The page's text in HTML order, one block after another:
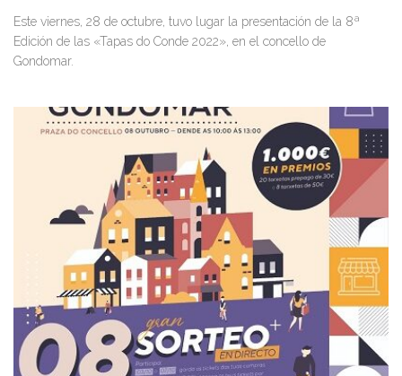
Este viernes, 28 de octubre, tuvo lugar la presentación de la 8ª
Edición de las «Tapas do Conde 2022», en el concello de
Gondomar.